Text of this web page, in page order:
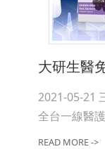
2021-05-21
全台一線醫
READ MORE ->